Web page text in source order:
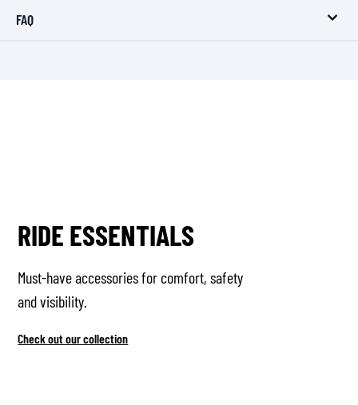
FAQ
RIDE ESSENTIALS
Must-have accessories for comfort, safety
and visibility.
Check out our collection